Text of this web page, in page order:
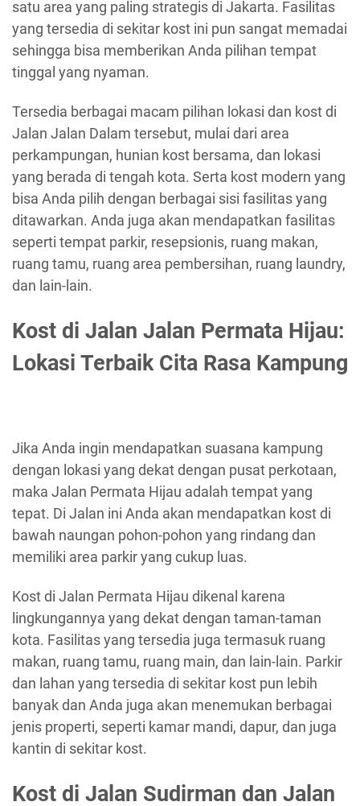
satu area yang paling strategis di Jakarta. Fasilitas
yang tersedia di sekitar kost ini pun sangat memadai
sehingga bisa memberikan Anda pilihan tempat
tinggal yang nyaman.
Tersedia berbagai macam pilihan lokasi dan kost di
Jalan Jalan Dalam tersebut, mulai dari area
perkampungan, hunian kost bersama, dan lokasi
yang berada di tengah kota. Serta kost modern yang
bisa Anda pilih dengan berbagai sisi fasilitas yang
ditawarkan. Anda juga akan mendapatkan fasilitas
seperti tempat parkir, resepsionis, ruang makan,
ruang tamu, ruang area pembersihan, ruang laundry,
dan lain-lain.
Kost di Jalan Jalan Permata Hijau:
Lokasi Terbaik Cita Rasa Kampung
Jika Anda ingin mendapatkan suasana kampung
dengan lokasi yang dekat dengan pusat perkotaan,
maka Jalan Permata Hijau adalah tempat yang
tepat. Di Jalan ini Anda akan mendapatkan kost di
bawah naungan pohon-pohon yang rindang dan
memiliki area parkir yang cukup luas.
Kost di Jalan Permata Hijau dikenal karena
lingkungannya yang dekat dengan taman-taman
kota. Fasilitas yang tersedia juga termasuk ruang
makan, ruang tamu, ruang main, dan lain-lain. Parkir
dan lahan yang tersedia di sekitar kost pun lebih
banyak dan Anda juga akan menemukan berbagai
jenis properti, seperti kamar mandi, dapur, dan juga
kantin di sekitar kost.
Kost di Jalan Sudirman dan Jalan